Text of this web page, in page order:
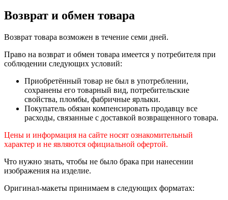
Возврат и обмен товара
Возврат товара возможен в течение семи дней.
Право на возврат и обмен товара имеется у потребителя при
соблюдении следующих условий:
Приобретённый товар не был в употреблении,
сохранены его товарный вид, потребительские
свойства, пломбы, фабричные ярлыки.
Покупатель обязан компенсировать продавцу все
расходы, связанные с доставкой возвращенного товара.
Цены и информация на сайте носят ознакомительный
характер и не являются официальной офертой.
Что нужно знать, чтобы не было брака при нанесении
изображения на изделие.
Оригинал-макеты принимаем в следующих форматах: